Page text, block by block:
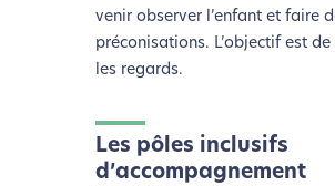
venir observer l’enfant et faire
préconisations. L’objectif est de
les regards.
Les pôles inclusifs
d’accompagnement